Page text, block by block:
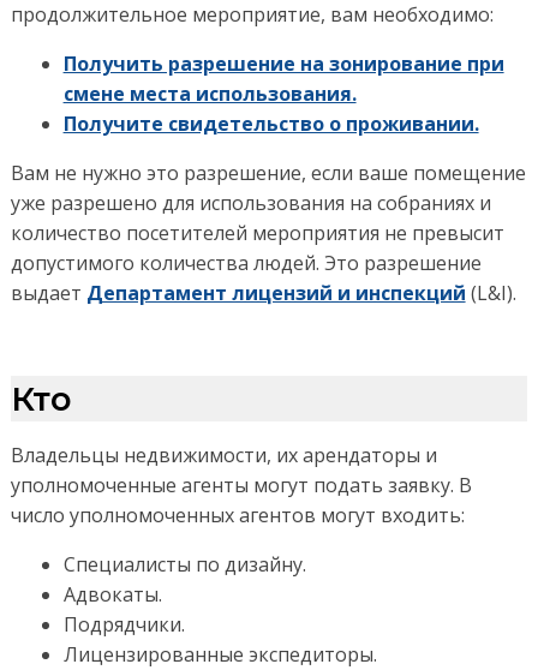
продолжительное мероприятие, вам необходимо:
Получить разрешение на зонирование при
смене места использования.
Получите свидетельство о проживании.
Вам не нужно это разрешение, если ваше помещение
уже разрешено для использования на собраниях и
количество посетителей мероприятия не превысит
допустимого количества людей. Это разрешение
выдает Департамент лицензий и инспекций (L&I).
Кто
Владельцы недвижимости, их арендаторы и
уполномоченные агенты могут подать заявку. В
число уполномоченных агентов могут входить:
Специалисты по дизайну.
Адвокаты.
Подрядчики.
Лицензированные экспедиторы.